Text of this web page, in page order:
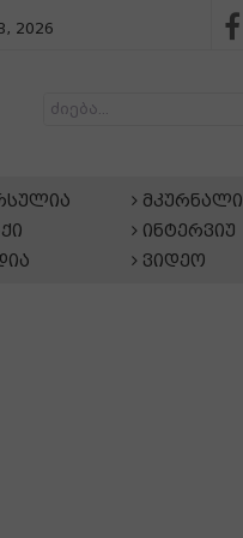
2026
მკურნალი
ინტერვიუ
ვიდეო